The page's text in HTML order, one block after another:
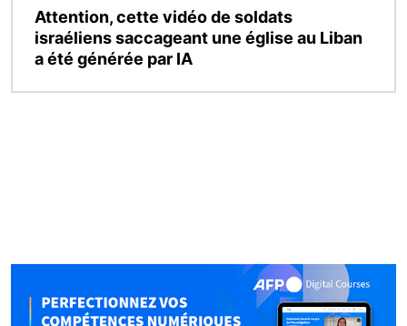
Attention, cette vidéo de soldats
israéliens saccageant une église au Liban
a été générée par IA